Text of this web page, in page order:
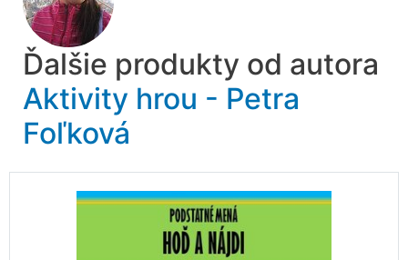
Ďalšie produkty od autora
Aktivity hrou - Petra
Foľková